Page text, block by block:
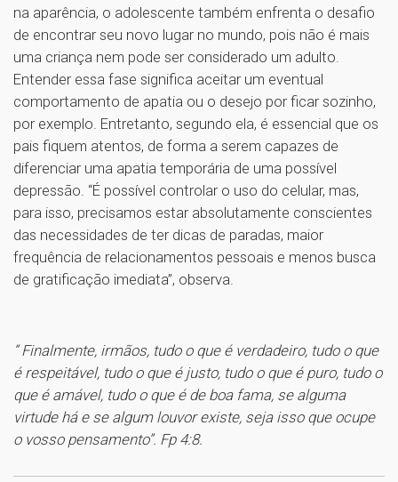
na aparência, o adolescente também enfrenta o desafio
de encontrar seu novo lugar no mundo, pois não é mais
uma criança nem pode ser considerado um adulto.
Entender essa fase significa aceitar um eventual
comportamento de apatia ou o desejo por ficar sozinho,
por exemplo. Entretanto, segundo ela, é essencial que os
pais fiquem atentos, de forma a serem capazes de
diferenciar uma apatia temporária de uma possível
depressão. “É possível controlar o uso do celular, mas,
para isso, precisamos estar absolutamente conscientes
das necessidades de ter dicas de paradas, maior
frequência de relacionamentos pessoais e menos busca
de gratificação imediata”, observa.
“ Finalmente, irmãos, tudo o que é verdadeiro, tudo o que
é respeitável, tudo o que é justo, tudo o que é puro, tudo o
que é amável, tudo o que é de boa fama, se alguma
virtude há e se algum louvor existe, seja isso que ocupe
o vosso pensamento”. Fp 4:8.
1